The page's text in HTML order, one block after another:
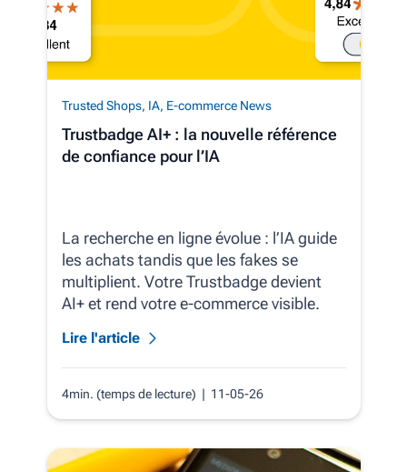
Trusted Shops, IA, E-commerce News
Trustbadge AI+ : la nouvelle référence
de confiance pour l’IA
La recherche en ligne évolue : l’IA guide
les achats tandis que les fakes se
multiplient. Votre Trustbadge devient
AI+ et rend votre e‑commerce visible.
Lire l'article
4min. (temps de lecture) | 11-05-26